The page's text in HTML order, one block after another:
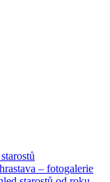
– fotogalerie